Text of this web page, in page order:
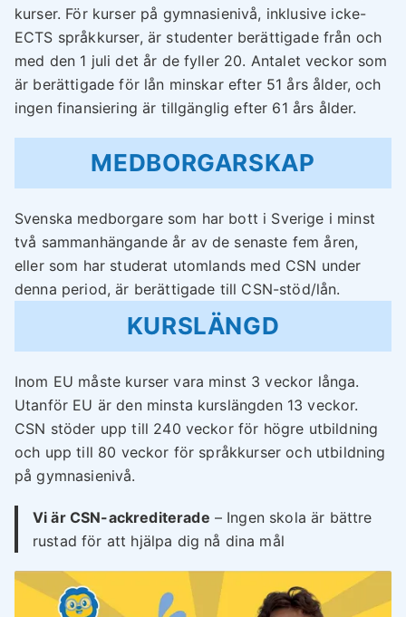
kurser. För kurser på gymnasienivå, inklusive icke-
ECTS språkkurser, är studenter berättigade från och
med den 1 juli det år de fyller 20. Antalet veckor som
är berättigade för lån minskar efter 51 års ålder, och
ingen finansiering är tillgänglig efter 61 års ålder.
MEDBORGARSKAP
Svenska medborgare som har bott i Sverige i minst
två sammanhängande år av de senaste fem åren,
eller som har studerat utomlands med CSN under
denna period, är berättigade till CSN-stöd/lån.
KURSLÄNGD
Inom EU måste kurser vara minst 3 veckor långa.
Utanför EU är den minsta kurslängden 13 veckor.
CSN stöder upp till 240 veckor för högre utbildning
och upp till 80 veckor för språkkurser och utbildning
på gymnasienivå.
Vi är CSN-ackrediterade – Ingen skola är bättre
rustad för att hjälpa dig nå dina mål